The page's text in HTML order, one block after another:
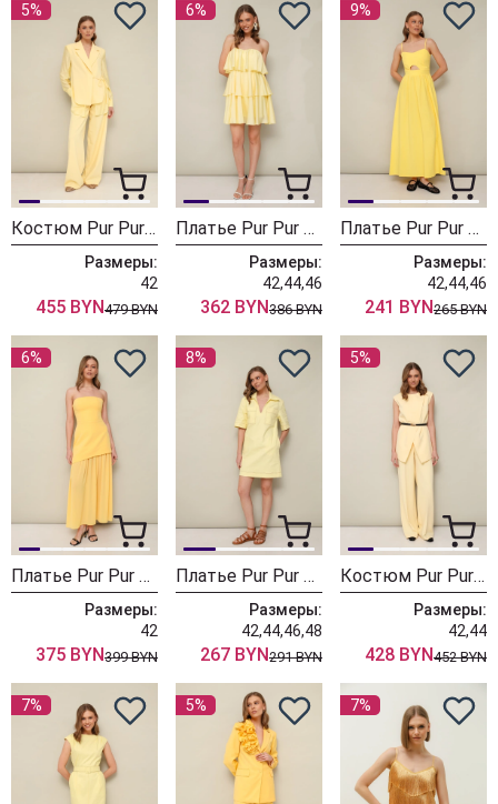
5%
Костюм Pur Pur 11-384
Размеры:
42
455 BYN479 BYN
6%
Платье Pur Pur 11-371-1
Размеры:
42,44,46
362 BYN386 BYN
9%
Платье Pur Pur 11-193-2
Размеры:
42,44,46
241 BYN265 BYN
6%
Платье Pur Pur 11-372
Размеры:
42
375 BYN399 BYN
8%
Платье Pur Pur 11-358
Размеры:
42,44,46,48
267 BYN291 BYN
5%
Костюм Pur Pur 11-346-5
Размеры:
42,44
428 BYN452 BYN
7% 5% 7%